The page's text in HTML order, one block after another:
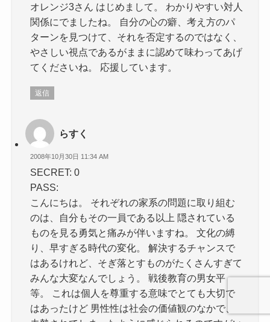
オレンジ3さん はじめまして。 わかりやすい対人
関係にでましたね。 自分の心の癖、考え方のパ
ターンを見つけて、それを否定するのではなく、
やさしい視点であるがままに認めて味わってあげ
てくださいね。 応援しています。
返信
らすく
2008年10月30日 11:34 AM
SECRET: 0
PASS:
こんにちは。 それぞれの家系の問題に取り組む
のは、自分もその一員である以上 隠されている
ものを見る勇気と痛みが伴いますね。 文化の縛
り、早すぎる時代の変化。 解決するチャンスで
はあるけれど、そぎ落とすものがたくさんすぎて
みんな大変なんでしょう。 戦後教育の男女平
等。 これは個人を尊重する意味でとても大切で
はあったけど 男性性は社会の価値観のなかで、